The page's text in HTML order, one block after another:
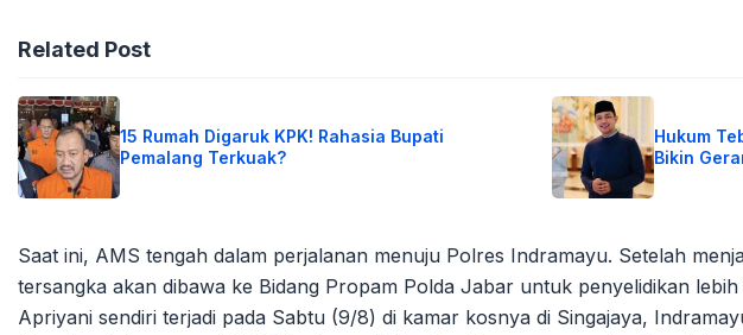
Related Post
15 Rumah Digaruk KPK! Rahasia Bupati
Pemalang Terkuak?
Hukum
Bikin
Saat ini, AMS tengah dalam perjalanan menuju Polres Indramayu. Setelah
tersangka akan dibawa ke Bidang Propam Polda Jabar untuk penyelidikan
Apriyani sendiri terjadi pada Sabtu (9/8) di kamar kosnya di Singajaya,